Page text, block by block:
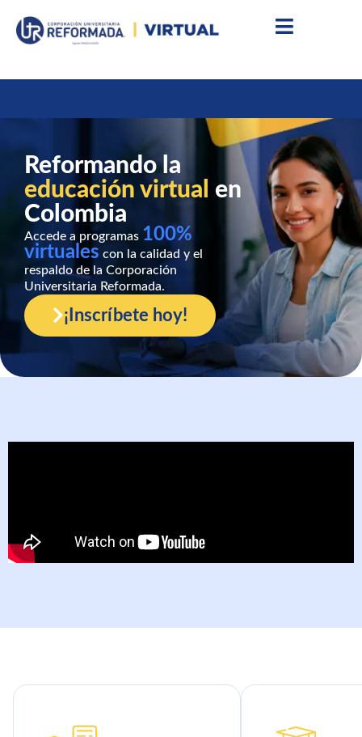
Reformando la
educación virtual en
Colombia
Accede a programas 100%
virtuales con la calidad y el
respaldo de la Corporación
Universitaria Reformada.
¡Inscríbete hoy!